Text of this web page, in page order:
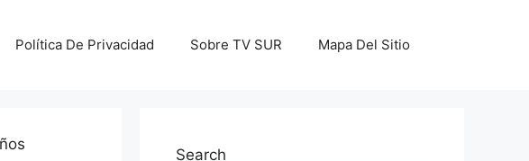
Política De Privacidad Sobre TV SUR Mapa Del Sitio
Search